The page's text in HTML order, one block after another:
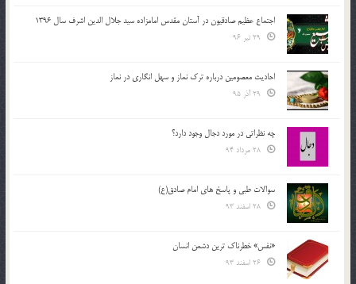
اجتماع عظیم صادقیون در آستان مقدس امامزاده سید جلال الدین اشرف سال 1396
احادیث معصومین درباره ترک نماز و سهل انگاری در نماز
چه نظراتی در مورد دجال وجود دارد؟
سوالات طبی و پاسخ های امام صادق(ع)
«نفس» خطرناک ترین دشمن انسان